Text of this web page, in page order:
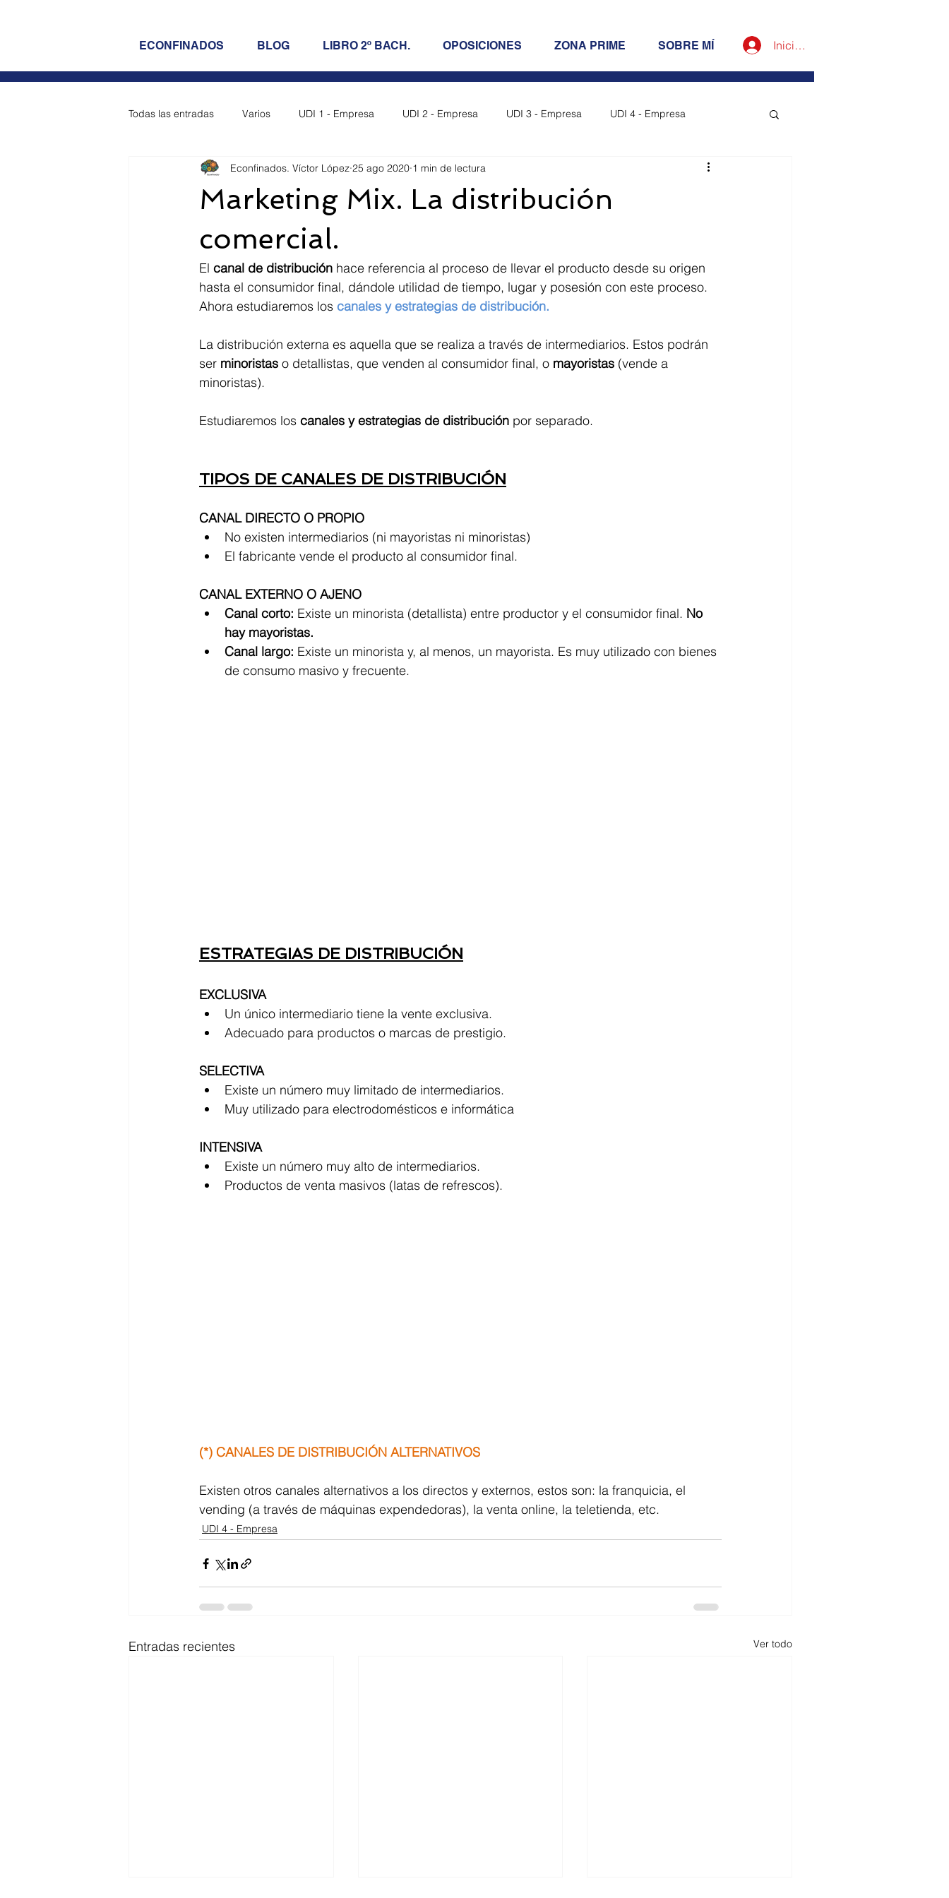
ECONFINADOS BLOG LIBRO 2º BACH. OPOSICIONES ZONA PRIME SOBRE MÍ Iniciar sesión
Todas las entradas Varios UDI 1 - Empresa UDI 2 - Empresa UDI 3 - Empresa UDI 4 - Empresa
UDI 5 - Empresa UDI 6 - Empresa UDI 7 - Empresa UDI 8 - Empresa
UDI 11 - Empresa
Opos 2023 Reposición (Prog + Sda)
Marketing Mix. La distribución
comercial.
Econfinados. Víctor López 25 ago 2020 1 min de lectura
El canal de distribución hace referencia al proceso de llevar el producto desde su origen
hasta el consumidor final, dándole utilidad de tiempo, lugar y posesión con este proceso.
Ahora estudiaremos los canales y estrategias de distribución.
La distribución externa es aquella que se realiza a través de intermediarios. Estos podrán
ser minoristas o detallistas, que venden al consumidor final, o mayoristas (vende a
minoristas).
Estudiaremos los canales y estrategias de distribución por separado.
TIPOS DE CANALES DE DISTRIBUCIÓN
CANAL DIRECTO O PROPIO
No existen intermediarios (ni mayoristas ni minoristas)
El fabricante vende el producto al consumidor final.
CANAL EXTERNO O AJENO
Canal corto: Existe un minorista (detallista) entre productor y el consumidor final. No
hay mayoristas.
Canal largo: Existe un minorista y, al menos, un mayorista. Es muy utilizado con bienes
de consumo masivo y frecuente.
ESTRATEGIAS DE DISTRIBUCIÓN
EXCLUSIVA
Un único intermediario tiene la vente exclusiva.
Adecuado para productos o marcas de prestigio.
SELECTIVA
Existe un número muy limitado de intermediarios.
Muy utilizado para electrodomésticos e informática
INTENSIVA
Existe un número muy alto de intermediarios.
Productos de venta masivos (latas de refrescos).
(*) CANALES DE DISTRIBUCIÓN ALTERNATIVOS
Existen otros canales alternativos a los directos y externos, estos son: la franquicia, el
vending (a través de máquinas expendedoras), la venta online, la teletienda, etc.
UDI 4 - Empresa
Entradas recientes Ver todo